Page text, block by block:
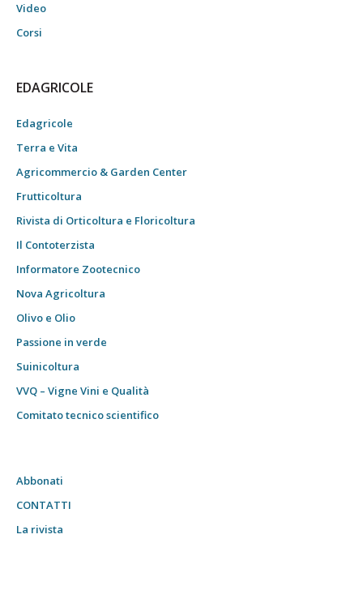
Video
Corsi
EDAGRICOLE
Edagricole
Terra e Vita
Agricommercio & Garden Center
Frutticoltura
Rivista di Orticoltura e Floricoltura
Il Contoterzista
Informatore Zootecnico
Nova Agricoltura
Olivo e Olio
Passione in verde
Suinicoltura
VVQ – Vigne Vini e Qualità
Comitato tecnico scientifico
Abbonati
CONTATTI
La rivista